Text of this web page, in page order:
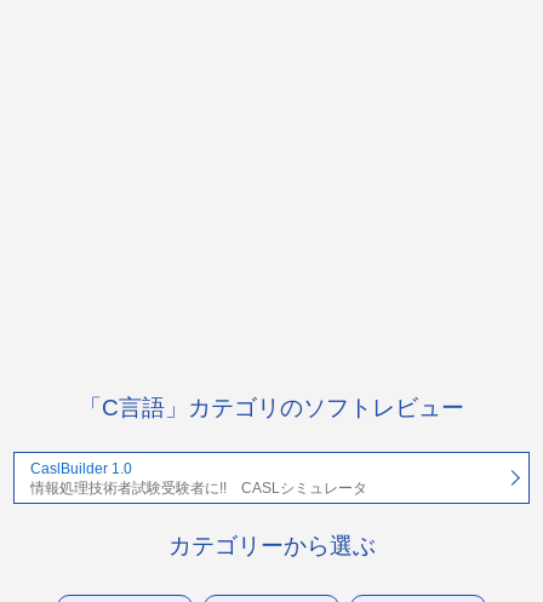
「C言語」カテゴリのソフトレビュー
CaslBuilder 1.0
情報処理技術者試験受験者に!! CASLシミュレータ
カテゴリーから選ぶ